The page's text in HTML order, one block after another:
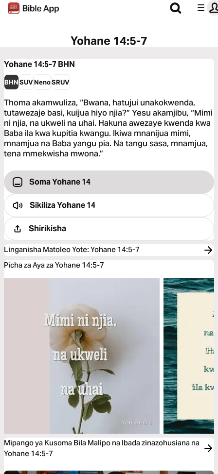
Yohane 14:5-7
Yohane 14:5-7 BHN
BHNSUVNenoSRUV
Thoma akamwuliza, “Bwana, hatujui unakokwenda,
tutawezaje basi, kuijua hiyo njia?” Yesu akamjibu, “Mimi
ni njia, na ukweli na uhai. Hakuna awezaye kwenda kwa
Baba ila kwa kupitia kwangu. Ikiwa mnanijua mimi,
mnamjua na Baba yangu pia. Na tangu sasa, mnamjua,
tena mmekwisha mwona.”
Soma Yohane 14
SikilizaYohane 14
Shirikisha
Linganisha Matoleo Yote: Yohane 14:5-7
Picha za Aya za Yohane 14:5-7
Mipango ya Kusoma Bila Malipo na Ibada zinazohusiana na
Yohane 14:5-7